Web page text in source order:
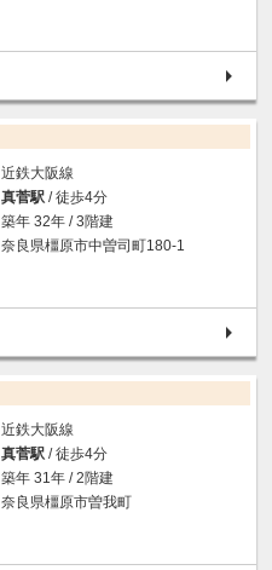
近鉄大阪線
真菅駅 / 徒歩4分
築年 32年 / 3階建
奈良県橿原市中曽司町180-1
近鉄大阪線
真菅駅 / 徒歩4分
築年 31年 / 2階建
奈良県橿原市曽我町